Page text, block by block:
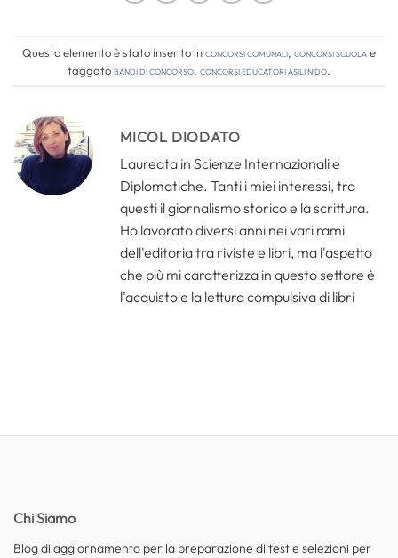
Questo elemento è stato inserito inConcorsi comunali, Concorsi Scuolae
taggatobandi di concorso, concorsi educatori asili nido.
MICOL DIODATO
Laureata in Scienze Internazionali e
Diplomatiche. Tanti i miei interessi, tra
questi il giornalismo storico e la scrittura.
Ho lavorato diversi anni nei vari rami
dell'editoria tra riviste e libri, ma l'aspetto
che più mi caratterizza in questo settore è
l'acquisto e la lettura compulsiva di libri
Chi Siamo
Blog di aggiornamento per la preparazione di test e selezioni per